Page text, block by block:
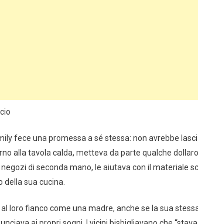
fece una promessa a sé stessa: non avrebbe
alla tavola calda, metteva da parte qualche
di seconda mano, le aiutava con il materiale
della sua cucina.
loro fianco come una madre, anche se la sua